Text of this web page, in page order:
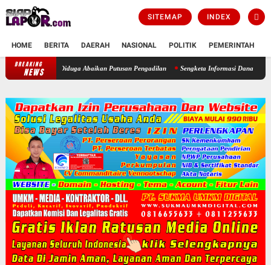
SITEMAP INDEX
HOME BERITA DAERAH NASIONAL POLITIK PEMERINTAH
BREAKING
NEWS Bupati Bogor Didesak Copot Kepala Desa Cimayang Usai Diduga Abaikan